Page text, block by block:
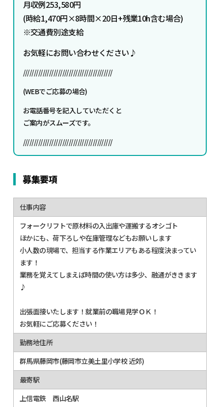
月収例253,580円
(時給1,470円×8時間×20日+残業10h含む場合)
※交通費別途支給
お気軽にお問い合わせください♪
/////////////////////////////////////////
(WEBでご応募の場合)
お電話番号を記入していただくと
ご案内がスムーズです。
/////////////////////////////////////////
募集要項
仕事内容
フォークリフトで原材料の入出庫や運搬するオシゴト
ほかにも、荷下ろしや在庫管理などもお願いします
小人数の現場で、担当する作業エリアもある程度決まってい
ます！
業務を覚えてしまえば時間の使い方は多少、融通がききます
♪
出張面接いたします！就業前の職場見学ＯＫ！
お気軽にご応募ください！
勤務地住所
群馬県藤岡市(藤岡市立美土里小学校 近郊)
最寄駅
上信電鉄 西山名駅